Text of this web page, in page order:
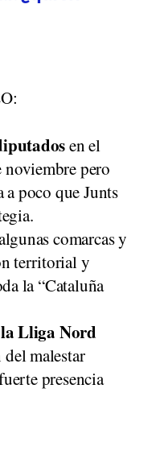
en el
noviembre pero
a poco que Junts
comarcas y
territorial y
la “Cataluña
la Lliga Nord
malestar
presencia